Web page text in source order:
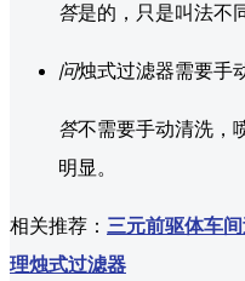
答是的，只是叫法不
问烛式过滤器需要手
答不需要手动清洗，
明显。
相关推荐： 三元前驱体车
理烛式过滤器